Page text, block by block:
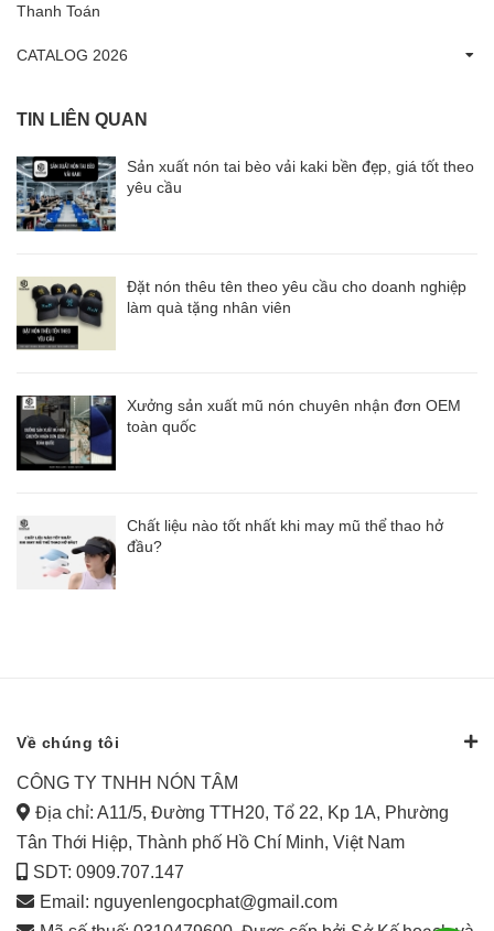
Thanh Toán
CATALOG 2026
TIN LIÊN QUAN
Sản xuất nón tai bèo vải kaki bền đẹp, giá tốt theo
yêu cầu
Đặt nón thêu tên theo yêu cầu cho doanh nghiệp
làm quà tặng nhân viên
Xưởng sản xuất mũ nón chuyên nhận đơn OEM
toàn quốc
Chất liệu nào tốt nhất khi may mũ thể thao hở
đầu?
Về chúng tôi
CÔNG TY TNHH NÓN TÂM
Địa chỉ: A11/5, Đường TTH20, Tổ 22, Kp 1A, Phường
Tân Thới Hiệp, Thành phố Hồ Chí Minh, Việt Nam
SDT: 0909.707.147
Email: nguyenlengocphat@gmail.com